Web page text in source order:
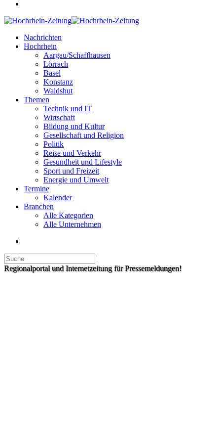
Nachrichten
Hochrhein
Aargau/Schaffhausen
Lörrach
Basel
Konstanz
Waldshut
Themen
Technik und IT
Wirtschaft
Bildung und Kultur
Gesellschaft und Religion
Politik
Reise und Verkehr
Gesundheit und Lifestyle
Sport und Freizeit
Energie und Umwelt
Termine
Kalender
Branchen
Alle Kategorien
Alle Unternehmen
Regionalportal und Internetzeitung für Pressemeldungen!